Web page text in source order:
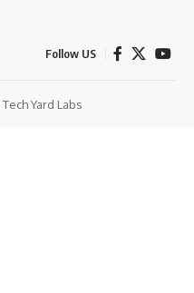
Follow US
Tech Yard Labs